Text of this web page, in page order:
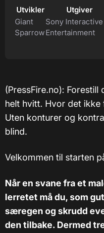
Utvikler
Giant
Sparrow
Utgiver
Sony Interactive
Entertainment
(PressFire.no):
helt hvitt. Hvor det ikke
Uten konturer og
blind.
Velkommen til starten
Når en svane fra et
lerretet må du, som
særegen og skrudd
den tilbake. Dermed